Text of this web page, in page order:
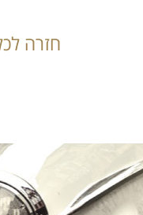
חזרה
במקום לקבל שטויות